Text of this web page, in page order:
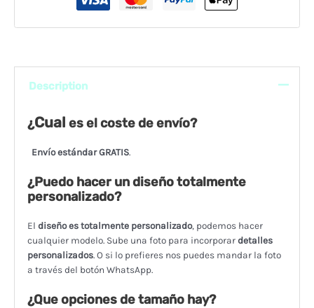
Description
¿Cual es el coste de envío?
Envío estándar GRATIS.
¿Puedo hacer un diseño totalmente
personalizado?
El diseño es totalmente personalizado, podemos hacer
cualquier modelo. Sube una foto para incorporardetalles
personalizados. O si lo prefieres nos puedes mandar la foto
a través del botón WhatsApp.
¿Que opciones de tamaño hay?